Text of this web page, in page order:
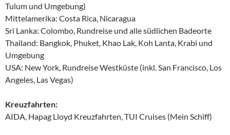
Tulum und Umgebung)
Mittelamerika: Costa Rica, Nicaragua
Sri Lanka: Colombo, Rundreise und alle südlichen Badeorte
Thailand: Bangkok, Phuket, Khao Lak, Koh Lanta, Krabi und
Umgebung
USA: New York, Rundreise Westküste (inkl. San Francisco, Los
Angeles, Las Vegas)
Kreuzfahrten:
AIDA, Hapag Lloyd Kreuzfahrten, TUI Cruises (Mein Schiff)